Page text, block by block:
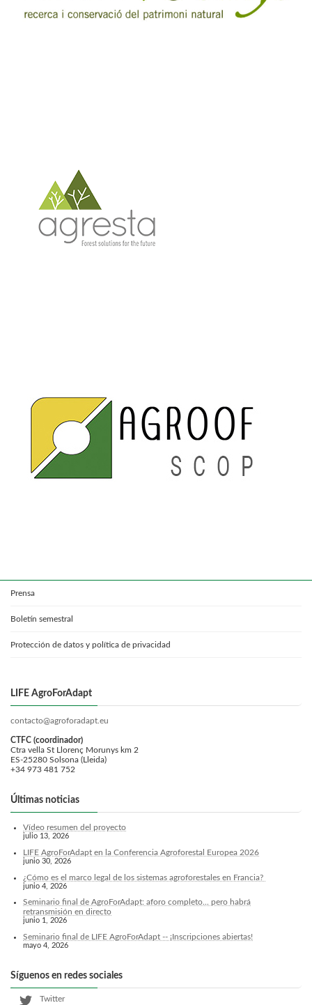
Prensa
Boletín semestral
Protección de datos y política de privacidad
LIFE AgroForAdapt
contacto@agroforadapt.eu
CTFC (coordinador)
Ctra vella St Llorenç Morunys km 2
ES-25280 Solsona (Lleida)
+34 973 481 752
Últimas noticias
Vídeo resumen del proyecto
julio 13, 2026
LIFE AgroForAdapt en la Conferencia Agroforestal Europea 2026
junio 30, 2026
¿Cómo es el marco legal de los sistemas agroforestales en Francia?
junio 4, 2026
Seminario final de AgroForAdapt: aforo completo... pero habrá
retransmisión en directo
junio 1, 2026
Seminario final de LIFE AgroForAdapt -- ¡Inscripciones abiertas!
mayo 4, 2026
Síguenos en redes sociales
Twitter